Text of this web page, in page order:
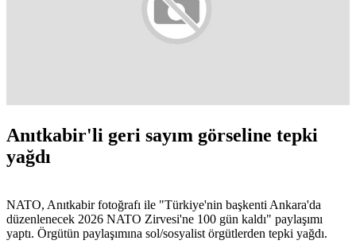
Anıtkabir'li geri sayım görseline tepki
yağdı
NATO, Anıtkabir fotoğrafı ile "Türkiye'nin başkenti Ankara'da
düzenlenecek 2026 NATO Zirvesi'ne 100 gün kaldı" paylaşımı
yaptı. Örgütün paylaşımına sol/sosyalist örgütlerden tepki yağdı.